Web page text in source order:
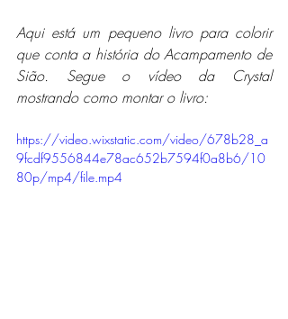
Aqui está um pequeno livro para colorir
que conta a história do Acampamento de
Sião. Segue o vídeo da Crystal
mostrando como montar o livro:
https://video.wixstatic.com/video/678b28_a
9fcdf9556844e78ac652b7594f0a8b6/10
80p/mp4/file.mp4